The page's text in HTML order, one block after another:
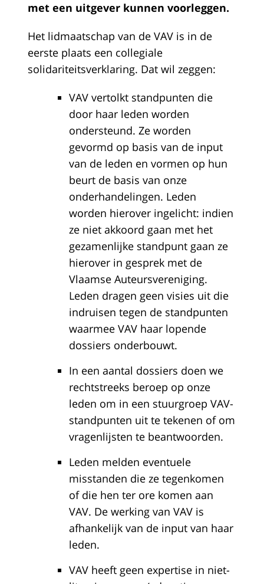
met een uitgever kunnen voorleggen.
Het lidmaatschap van de VAV is in de
eerste plaats een collegiale
solidariteitsverklaring. Dat wil zeggen:
VAV vertolkt standpunten die
door haar leden worden
ondersteund. Ze worden
gevormd op basis van de input
van de leden en vormen op hun
beurt de basis van onze
onderhandelingen. Leden
worden hierover ingelicht: indien
ze niet akkoord gaan met het
gezamenlijke standpunt gaan ze
hierover in gesprek met de
Vlaamse Auteursvereniging.
Leden dragen geen visies uit die
indruisen tegen de standpunten
waarmee VAV haar lopende
dossiers onderbouwt.
In een aantal dossiers doen we
rechtstreeks beroep op onze
leden om in een stuurgroep VAV-
standpunten uit te tekenen of om
vragenlijsten te beantwoorden.
Leden melden eventuele
misstanden die ze tegenkomen
of die hen ter ore komen aan
VAV. De werking van VAV is
afhankelijk van de input van haar
leden.
VAV heeft geen expertise in niet-